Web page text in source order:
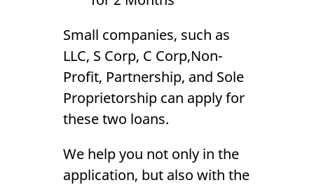
Small companies, such as
LLC, S Corp, C Corp,Non-
Profit, Partnership, and Sole
Proprietorship can apply for
these two loans.
We help you not only in the
application, but also with the